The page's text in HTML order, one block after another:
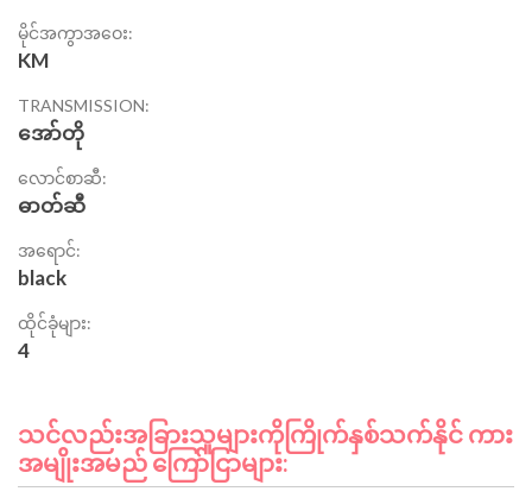
မိုင်အကွာအဝေး:
KM
TRANSMISSION:
အော်တို
လောင်စာဆီ:
ဓာတ်ဆီ
အရောင်:
black
ထိုင်ခုံများ:
4
သင်လည်းအခြားသူများကိုကြိုက်နှစ်သက်နိုင် ကား
အမျိုးအမည် ကြော်ငြာများ: